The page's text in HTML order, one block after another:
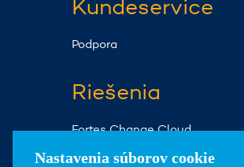
Kundeservice
Podpora
Riešenia
Fortes Change Cloud
Fortes ProjectFlow
Nastavenia súborov cookie